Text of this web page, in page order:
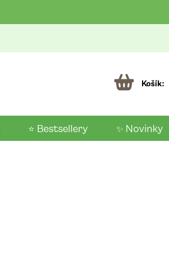
⭐ Bestsellery ✨ Novinky